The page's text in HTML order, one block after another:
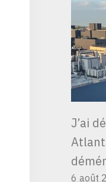
J’ai
6 août